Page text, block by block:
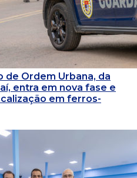
de Ordem Urbana, da
entra em nova fase e
em ferros-